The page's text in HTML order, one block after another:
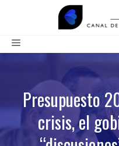
contenido
Menú
Presupuesto
crisis, el